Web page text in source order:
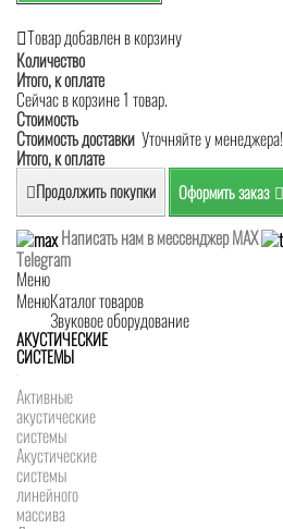
Товар добавлен в корзину
Количество
Итого, к оплате
Сейчас в корзине 1 товар.
Стоимость
Стоимость доставки Уточняйте у менеджера!
Итого, к оплате
Продолжить покупки Оформить заказ
Написать нам в мессенджер MAX
Telegram
Меню
МенюКаталог товаров
Звуковое оборудование
АКУСТИЧЕСКИЕ
СИСТЕМЫ
Активные
акустические
системы
Акустические
системы
линейного
массива